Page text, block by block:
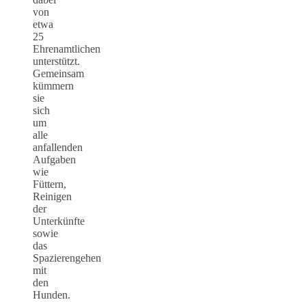
von
etwa
25
Ehrenamtlichen
unterstützt.
Gemeinsam
kümmern
sie
sich
um
alle
anfallenden
Aufgaben
wie
Füttern,
Reinigen
der
Unterkünfte
sowie
das
Spazierengehen
mit
den
Hunden.